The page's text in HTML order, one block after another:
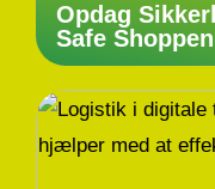
Opdag
Safe Shoppen